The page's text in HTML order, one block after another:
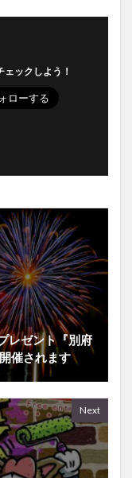
ックしよう！
レゼント『別府
催されます
Next